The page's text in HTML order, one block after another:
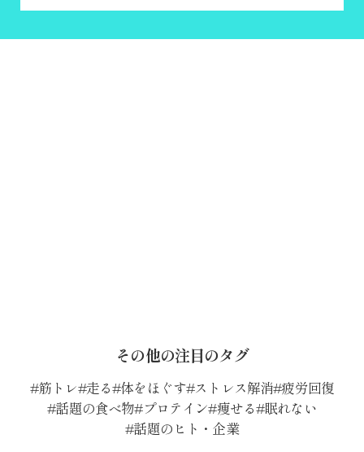
その他の注目のタグ
筋トレ 走る 体をほぐす ストレス解消 疲労回復
話題の食べ物 プロテイン 痩せる 眠れない
話題のヒト・企業